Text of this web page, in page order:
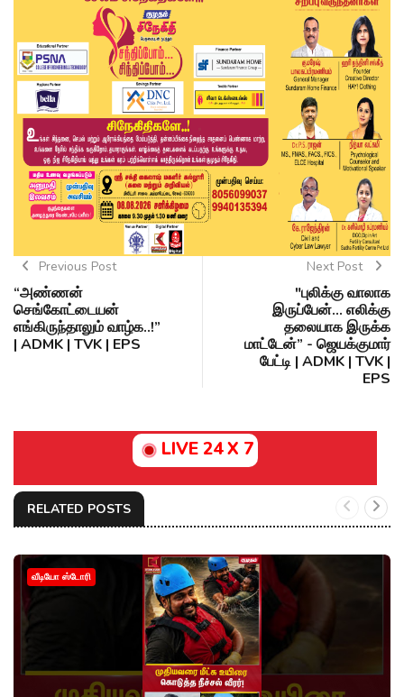
Previous Post
“அண்ணன்
செங்கோட்டையன்
எங்கிருந்தாலும் வாழ்க..!”
| ADMK | TVK | EPS
Next Post
"புலிக்கு வாலாக
இருப்பேன்... எலிக்கு
தலையாக இருக்க
மாட்டேன்” - ஜெயக்குமார்
பேட்டி | ADMK | TVK |
EPS
LIVE 24 X 7
RELATED POSTS
வீடியோ ஸ்டோரி